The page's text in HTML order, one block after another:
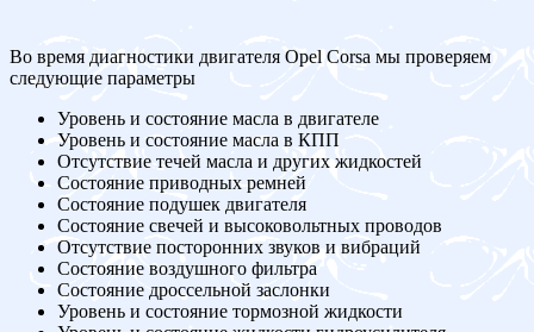
Во время диагностики двигателя Opel Corsa мы проверяем
следующие параметры
Уровень и состояние масла в двигателе
Уровень и состояние масла в КПП
Отсутствие течей масла и других жидкостей
Состояние приводных ремней
Состояние подушек двигателя
Состояние свечей и высоковольтных проводов
Отсутствие посторонних звуков и вибраций
Состояние воздушного фильтра
Состояние дроссельной заслонки
Уровень и состояние тормозной жидкости